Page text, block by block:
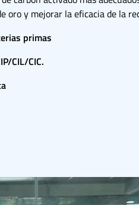
oro y mejorar la eficacia de la
primas
CIL/CIC.